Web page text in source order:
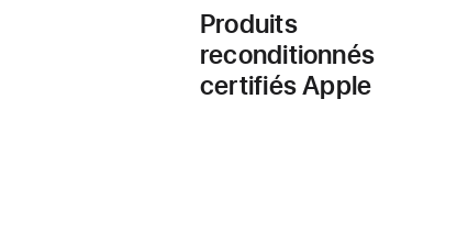
Produits
reconditionnés
certifiés Apple